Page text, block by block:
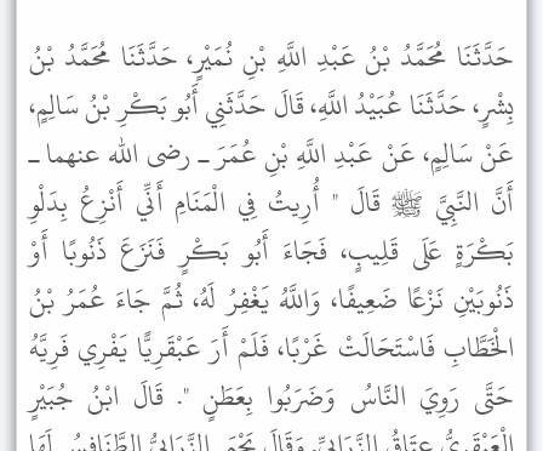
حَدَّثَنَا مُحَمَّدُ بْنُ عَبْدِ اللَّهِ بْنِ نُمَيْرٍ، حَدَّثَنَا مُحَمَّدُ بْنُ
بِشْرٍ، حَدَّثَنَا عُبَيْدُ اللَّهِ، قَالَ حَدَّثَنِي أَبُو بَكْرِ بْنُ سَالِمٍ،
عَنْ سَالِمٍ، عَنْ عَبْدِ اللَّهِ بْنِ عُمَرَ ـ رضى الله عنهما ـ
أَنَّ النَّبِيَّ ﷺ قَالَ " أُرِيتُ فِي الْمَنَامِ أَنِّي أَنْزِعُ بِدَلْوِ
بَكْرَةٍ عَلَى قَلِيبٍ، فَجَاءَ أَبُو بَكْرٍ فَنَزَعَ ذَنُوبًا أَوْ
ذَنُوبَيْنِ نَزْعًا ضَعِيفًا، وَاللَّهُ يَغْفِرُ لَهُ، ثُمَّ جَاءَ عُمَرُ بْنُ
الْخَطَّابِ فَاسْتَحَالَتْ غَرْبًا، فَلَمْ أَرَ عَبْقَرِيًّا يَفْرِي فَرِيَّهُ
حَتَّى رَوِيَ النَّاسُ وَضَرَبُوا بِعَطَنٍ ". قَالَ ابْنُ جُبَيْرٍ